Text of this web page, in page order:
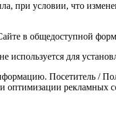
при условии, что
в общедоступной
для
Посетитель /
и оптимизации рекламных